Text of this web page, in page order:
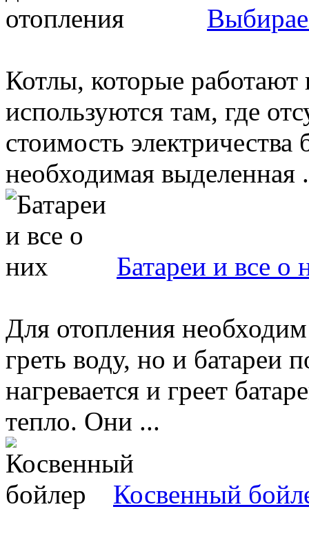
Котлы, которые работают
используются там, где
стоимость электричества
необходимая выделенная
Батареи и все о
Для отопления
греть воду, но и батареи
нагревается и греет
тепло. Они ...
Косвенный